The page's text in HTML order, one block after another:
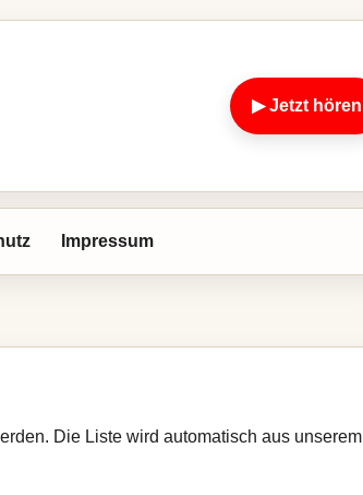
▶ Jetzt hören
Impressum
Die Liste wird automatisch aus unserem